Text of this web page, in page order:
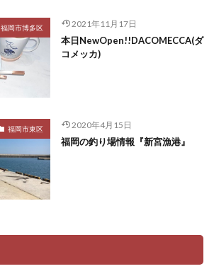
福岡市博多区 2021年11月17日
本日NewOpen!!DACOMECCA(ダ
コメッカ)
福岡市東区 2020年4月15日
福岡の釣り場情報『新宮漁港』